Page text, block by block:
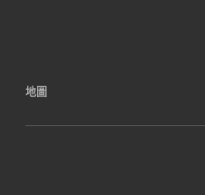
地圖